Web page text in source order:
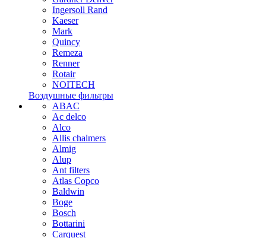
Ingersoll Rand
Kaeser
Mark
Quincy
Remeza
Renner
Rotair
NOITECH
Воздушные фильтры
ABAC
Ac delco
Alco
Allis chalmers
Almig
Alup
Ant filters
Atlas Copco
Baldwin
Boge
Bosch
Bottarini
Carquest